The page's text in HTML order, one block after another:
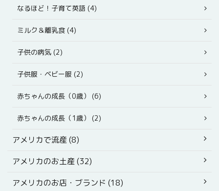
なるほど！子育て英語 (4)
ミルク＆離乳食 (4)
子供の病気 (2)
子供服・ベビー服 (2)
赤ちゃんの成長（0歳） (6)
赤ちゃんの成長（1歳） (2)
アメリカで流産 (8)
アメリカのお土産 (32)
アメリカのお店・ブランド (18)